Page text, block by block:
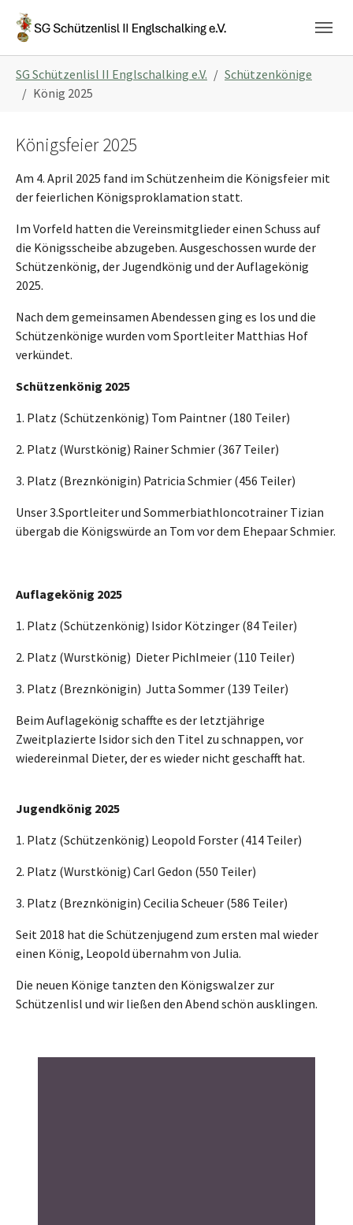
Skip to main navigation
Skip to main content
Skip to page footer
SG Schützenlisl II Englschalking e.V.
Schützenkönige
König 2025
Königsfeier 2025
Am 4. April 2025 fand im Schützenheim die Königsfeier mit
der feierlichen Königsproklamation statt.
Im Vorfeld hatten die Vereinsmitglieder einen Schuss auf
die Königsscheibe abzugeben. Ausgeschossen wurde der
Schützenkönig, der Jugendkönig und der Auflagekönig
2025.
Nach dem gemeinsamen Abendessen ging es los und die
Schützenkönige wurden vom Sportleiter Matthias Hof
verkündet.
Schützenkönig 2025
1. Platz (Schützenkönig) Tom Paintner (180 Teiler)
2. Platz (Wurstkönig) Rainer Schmier (367 Teiler)
3. Platz (Breznkönigin) Patricia Schmier (456 Teiler)
Unser 3.Sportleiter und Sommerbiathloncotrainer Tizian
übergab die Königswürde an Tom vor dem Ehepaar Schmier.
Auflagekönig 2025
1. Platz (Schützenkönig) Isidor Kötzinger (84 Teiler)
2. Platz (Wurstkönig) Dieter Pichlmeier (110 Teiler)
3. Platz (Breznkönigin) Jutta Sommer (139 Teiler)
Beim Auflagekönig schaffte es der letztjährige
Zweitplazierte Isidor sich den Titel zu schnappen, vor
wiedereinmal Dieter, der es wieder nicht geschafft hat.
Jugendkönig 2025
1. Platz (Schützenkönig) Leopold Forster (414 Teiler)
2. Platz (Wurstkönig) Carl Gedon (550 Teiler)
3. Platz (Breznkönigin) Cecilia Scheuer (586 Teiler)
Seit 2018 hat die Schützenjugend zum ersten mal wieder
einen König, Leopold übernahm von Julia.
Die neuen Könige tanzten den Königswalzer zur
Schützenlisl und wir ließen den Abend schön ausklingen.